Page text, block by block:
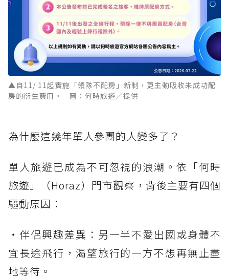
▲自11/ 11起實施「領隊不配房」新制，更主動吸收未成功配
房的衍生費用。 圖：何時旅遊／提供
為什麼這幾年單人參團的人變多了？
單人旅遊已成為不可忽視的浪潮。依「何時
旅遊」（Horaz）門市觀察，背後主要有四個
驅動原因：
・伴侶興趣差異：另一半不愛出國或身體不
宜長途飛行，渴望旅行的一方不想再無止盡
地等待。